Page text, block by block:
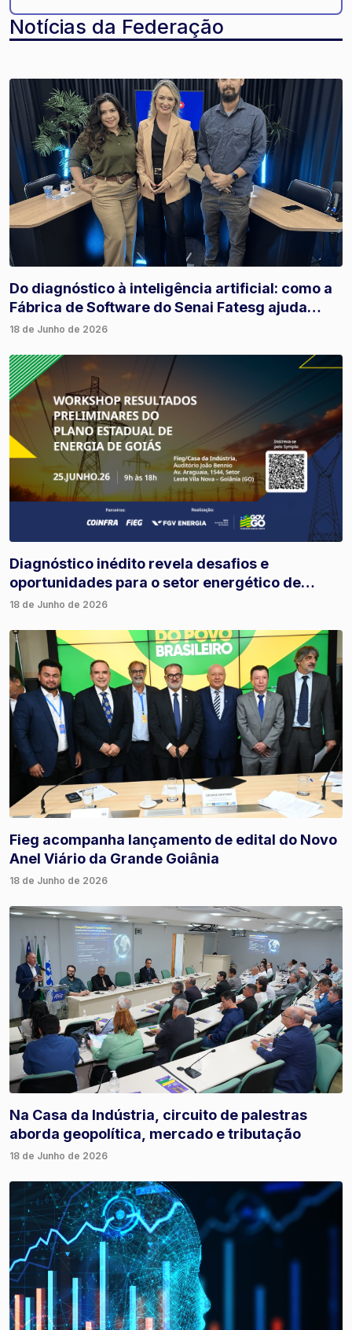
Notícias da Federação
Do diagnóstico à inteligência artificial: como a
Fábrica de Software do Senai Fatesg ajuda
empresas a inovar
18 de Junho de 2026
Diagnóstico inédito revela desafios e
oportunidades para o setor energético de
Goiás
18 de Junho de 2026
Fieg acompanha lançamento de edital do Novo
Anel Viário da Grande Goiânia
18 de Junho de 2026
Na Casa da Indústria, circuito de palestras
aborda geopolítica, mercado e tributação
18 de Junho de 2026